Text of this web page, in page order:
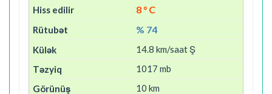
8 ° C
% 74
14.8 km/saat Ş
1017 mb
10 km